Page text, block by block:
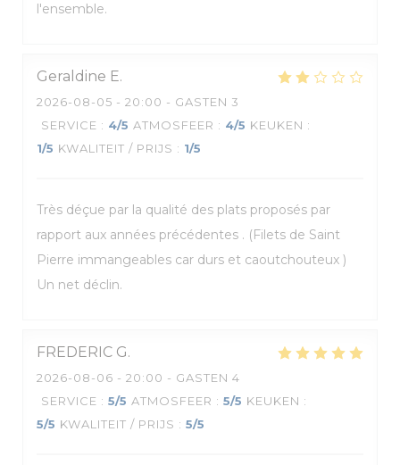
l'ensemble.
Geraldine E
2026-08-05 - 20:00 - GASTEN 3
SERVICE : 4/5 ATMOSFEER : 4/5 KEUKEN :
1/5 KWALITEIT / PRIJS : 1/5
Très déçue par la qualité des plats proposés par
rapport aux années précédentes . (Filets de Saint
Pierre immangeables car durs et caoutchouteux )
Un net déclin.
FREDERIC G
2026-08-06 - 20:00 - GASTEN 4
SERVICE : 5/5 ATMOSFEER : 5/5 KEUKEN :
5/5 KWALITEIT / PRIJS : 5/5